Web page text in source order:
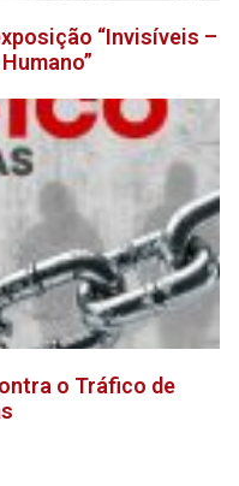
“Invisíveis –
o Tráfico de